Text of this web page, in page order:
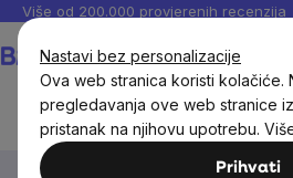
Nastavi bez personalizacije
Ova web stranica koristi kolačiće.
pregledavanja ove web stranice
pristanak na njihovu upotrebu.
Prihvati
Preskoči
sadržaj
Više od 200.000 provjerenih recenzija
Masti